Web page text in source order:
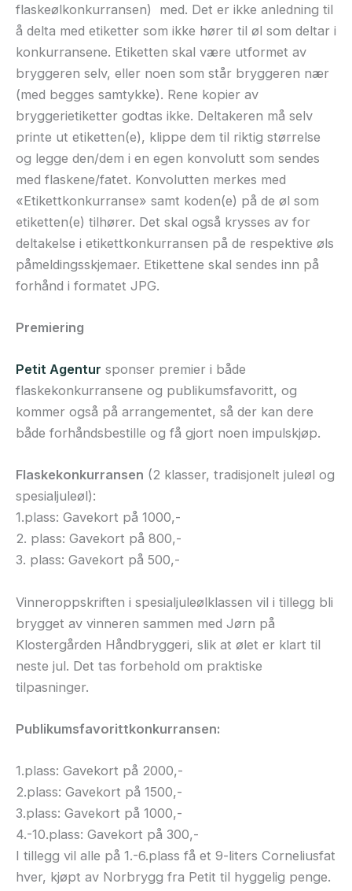
flaskeølkonkurransen) med. Det er ikke anledning til
å delta med etiketter som ikke hører til øl som deltar i
konkurransene. Etiketten skal være utformet av
bryggeren selv, eller noen som står bryggeren nær
(med begges samtykke). Rene kopier av
bryggerietiketter godtas ikke. Deltakeren må selv
printe ut etiketten(e), klippe dem til riktig størrelse
og legge den/dem i en egen konvolutt som sendes
med flaskene/fatet. Konvolutten merkes med
«Etikettkonkurranse» samt koden(e) på de øl som
etiketten(e) tilhører. Det skal også krysses av for
deltakelse i etikettkonkurransen på de respektive øls
påmeldingsskjemaer. Etikettene skal sendes inn på
forhånd i formatet JPG.
Premiering
Petit Agentur sponser premier i både
flaskekonkurransene og publikumsfavoritt, og
kommer også på arrangementet, så der kan dere
både forhåndsbestille og få gjort noen impulskjøp.
Flaskekonkurransen (2 klasser, tradisjonelt juleøl og
spesialjuleøl):
1.plass: Gavekort på 1000,-
2. plass: Gavekort på 800,-
3. plass: Gavekort på 500,-
Vinneroppskriften i spesialjuleølklassen vil i tillegg bli
brygget av vinneren sammen med Jørn på
Klostergården Håndbryggeri, slik at ølet er klart til
neste jul. Det tas forbehold om praktiske
tilpasninger.
Publikumsfavorittkonkurransen:
1.plass: Gavekort på 2000,-
2.plass: Gavekort på 1500,-
3.plass: Gavekort på 1000,-
4.-10.plass: Gavekort på 300,-
I tillegg vil alle på 1.-6.plass få et 9-liters Corneliusfat
hver, kjøpt av Norbrygg fra Petit til hyggelig penge.